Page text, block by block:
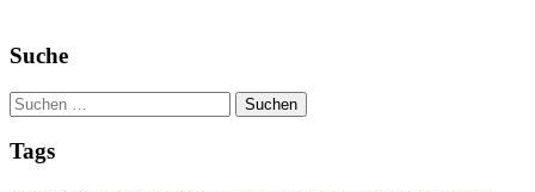
Suche
Tags